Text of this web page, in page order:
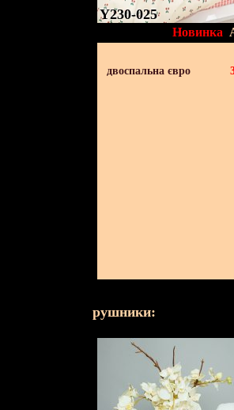
Y230-025
Новинка
двоспальна євро
рушники: